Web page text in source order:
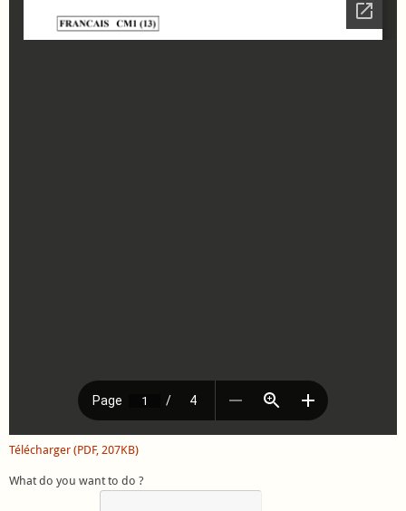
Télécharger (PDF, 207KB)
What do you want to do ?